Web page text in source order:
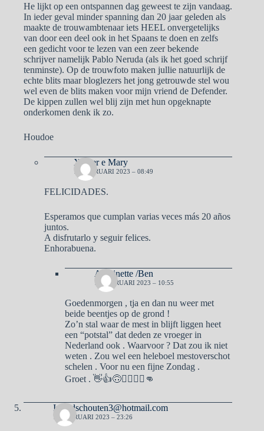
He lijkt op een ontspannen dag geweest te zijn vandaag.
In ieder geval minder spanning dan 20 jaar geleden als
maakte de trouwambtenaar iets HEEL onvergetelijks
van door een deel ook in het Spaans te doen en zelfs
een gedicht voor te lezen van een zeer bekende
schrijver namelijk Pablo Neruda (als ik het goed schrijf
tenminste). Op de trouwfoto maken jullie natuurlijk de
echte blits maar bloglezers het jong getrouwde stel wou
wel even de blits maken voor mijn vriend de Defender.
De kippen zullen wel blij zijn met hun opgeknapte
onderkomen denk ik zo.
Houdoe
Xavier e Mary
12 FEBRUARI 2023 – 08:49
FELICIDADES.
Esperamos que cumplan varias veces más 20 años
juntos.
A disfrutarlo y seguir felices.
Enhorabuena.
Antoinette /Ben
12 FEBRUARI 2023 – 10:55
Goedenmorgen , tja en dan nu weer met
beide beentjes op de grond !
Zo’n stal waar de mest in blijft liggen heet
een “potstal” dat deden ze vroeger in
Nederland ook . Waarvoor ? Dat zou ik niet
weten . Zou wel een heleboel mestoverschot
schelen . Voor nu een fijne Zondag .
Groet . 👋👍🙃🙋‍♂️🙋‍♀️👊
Ingridschouten3@hotmail.com
11 FEBRUARI 2023 – 23:26